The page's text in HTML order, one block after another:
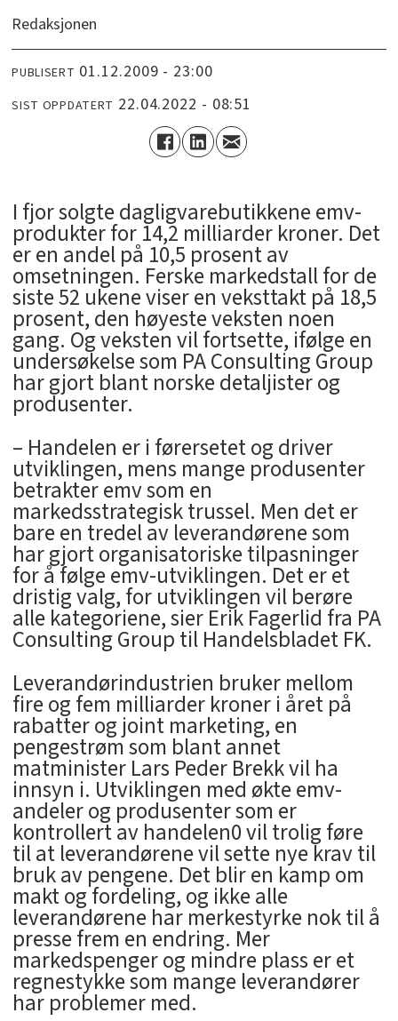
Redaksjonen
PUBLISERT 01.12.2009 - 23:00
SIST OPPDATERT 22.04.2022 - 08:51
I fjor solgte dagligvarebutikkene emv-
produkter for 14,2 milliarder kroner. Det
er en andel på 10,5 prosent av
omsetningen. Ferske markedstall for de
siste 52 ukene viser en veksttakt på 18,5
prosent, den høyeste veksten noen
gang. Og veksten vil fortsette, ifølge en
undersøkelse som PA Consulting Group
har gjort blant norske detaljister og
produsenter.
– Handelen er i førersetet og driver
utviklingen, mens mange produsenter
betrakter emv som en
markedsstrategisk trussel. Men det er
bare en tredel av leverandørene som
har gjort organisatoriske tilpasninger
for å følge emv-utviklingen. Det er et
dristig valg, for utviklingen vil berøre
alle kategoriene, sier Erik Fagerlid fra PA
Consulting Group til Handelsbladet FK.
Leverandørindustrien bruker mellom
fire og fem milliarder kroner i året på
rabatter og joint marketing, en
pengestrøm som blant annet
matminister Lars Peder Brekk vil ha
innsyn i. Utviklingen med økte emv-
andeler og produsenter som er
kontrollert av handelen0 vil trolig føre
til at leverandørene vil sette nye krav til
bruk av pengene. Det blir en kamp om
makt og fordeling, og ikke alle
leverandørene har merkestyrke nok til å
presse frem en endring. Mer
markedspenger og mindre plass er et
regnestykke som mange leverandører
har problemer med.